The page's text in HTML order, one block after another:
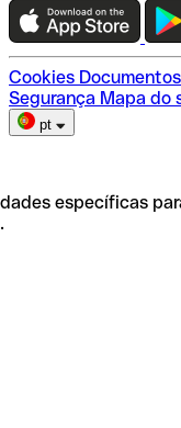
Escolha do plano
Cookies
Segurança Mapa do
pt
específicas